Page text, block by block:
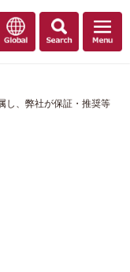
し、弊社が保証・推奨等